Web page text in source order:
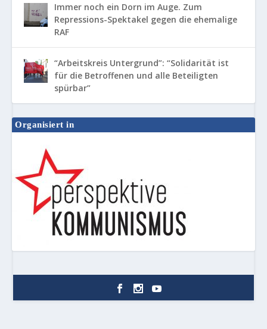
Immer noch ein Dorn im Auge. Zum
Repressions-Spektakel gegen die ehemalige
RAF
“Arbeitskreis Untergrund”: “Solidarität ist
für die Betroffenen und alle Beteiligten
spürbar”
Organisiert in